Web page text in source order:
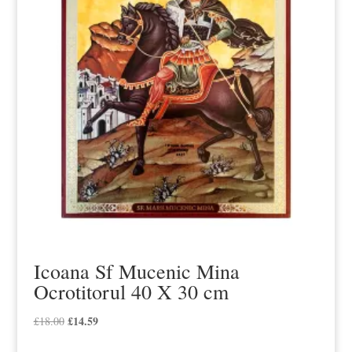
Icoana Sf Mucenic Mina
Ocrotitorul 40 X 30 cm
£18.00 Prețul
£14.59Prețul